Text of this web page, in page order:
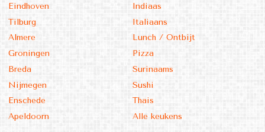
Eindhoven
Tilburg
Almere
Groningen
Breda
Nijmegen
Enschede
Apeldoorn
Indiaas
Italiaans
Lunch / Ontbijt
Pizza
Surinaams
Sushi
Thais
Alle keukens